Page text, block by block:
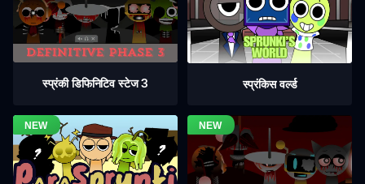
स्प्रंकी डिफिनिटिव स्टेज 3 स्प्रंकिस वर्ल्ड